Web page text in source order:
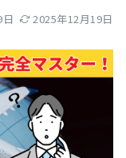
2025年12月19日